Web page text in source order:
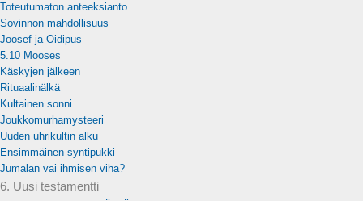
Toteutumaton anteeksianto
Sovinnon mahdollisuus
Joosef ja Oidipus
5.10 Mooses
Käskyjen jälkeen
Rituaalinälkä
Kultainen sonni
Joukkomurhamysteeri
Uuden uhrikultin alku
Ensimmäinen syntipukki
Jumalan vai ihmisen viha?
6. Uusi testamentti